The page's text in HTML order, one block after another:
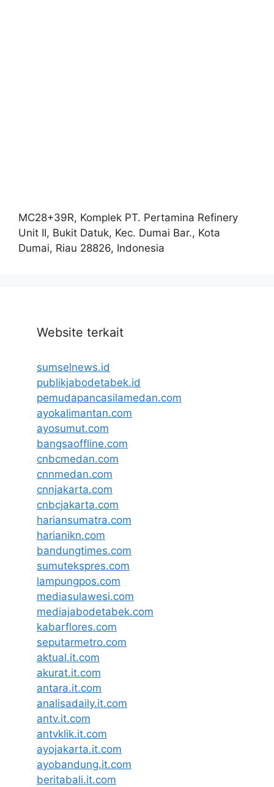
MC28+39R, Komplek PT. Pertamina Refinery
Unit II, Bukit Datuk, Kec. Dumai Bar., Kota
Dumai, Riau 28826, Indonesia
Website terkait
sumselnews.id
publikjabodetabek.id
pemudapancasilamedan.com
ayokalimantan.com
ayosumut.com
bangsaoffline.com
cnbcmedan.com
cnnmedan.com
cnnjakarta.com
cnbcjakarta.com
hariansumatra.com
harianikn.com
bandungtimes.com
sumutekspres.com
lampungpos.com
mediasulawesi.com
mediajabodetabek.com
kabarflores.com
seputarmetro.com
aktual.it.com
akurat.it.com
antara.it.com
analisadaily.it.com
antv.it.com
antvklik.it.com
ayojakarta.it.com
ayobandung.it.com
beritabali.it.com